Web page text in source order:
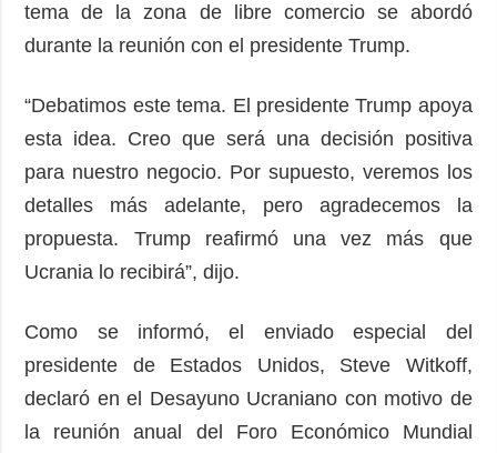
tema de la zona de libre comercio se abordó
durante la reunión con el presidente Trump.
“Debatimos este tema. El presidente Trump apoya
esta idea. Creo que será una decisión positiva
para nuestro negocio. Por supuesto, veremos los
detalles más adelante, pero agradecemos la
propuesta. Trump reafirmó una vez más que
Ucrania lo recibirá”, dijo.
Como se informó, el enviado especial del
presidente de Estados Unidos, Steve Witkoff,
declaró en el Desayuno Ucraniano con motivo de
la reunión anual del Foro Económico Mundial